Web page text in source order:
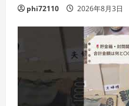
phi72110 2026年8月3日